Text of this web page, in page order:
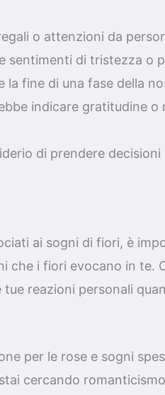
o attenzioni da
sentimenti di tristezza o
la fine di una fase della
indicare gratitudine o
di prendere
ai sogni di fiori, è
che i fiori evocano in te.
reazioni personali
per le rose e sogni
cercando